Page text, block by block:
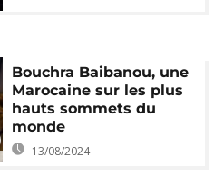
Bouchra Baibanou, une
Marocaine sur les plus
hauts sommets du
monde
13/08/2024